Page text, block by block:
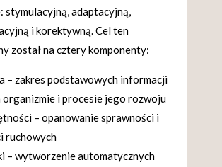
stymulacyjną, adaptacyjną,
i korektywną. Cel ten
został na cztery komponenty:
– zakres podstawowych informacji
organizmie i procesie jego rozwoju
– opanowanie sprawności i
ruchowych
– wytworzenie automatycznych